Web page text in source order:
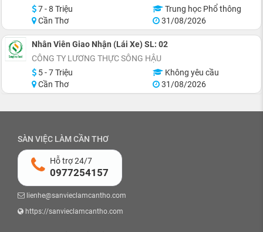
7 - 8 Triệu
Trung học Phổ thông
Cần Thơ
31/08/2026
Nhân Viên Giao Nhận (Lái Xe) SL: 02
CÔNG TY LƯƠNG THỰC SÔNG HẬU
5 - 7 Triệu
Không yêu cầu
Cần Thơ
31/08/2026
SÀN VIỆC LÀM CẦN THƠ
Hỗ trợ 24/7
0977254157
lienhe@sanvieclamcantho.com
https://sanvieclamcantho.com